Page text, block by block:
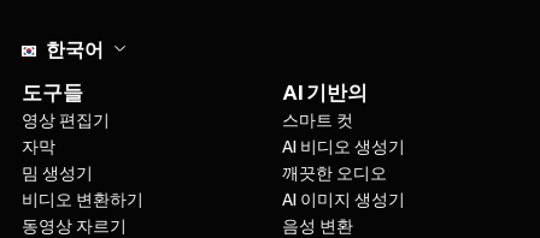
한국어
도구들
영상 편집기
자막
밈 생성기
비디오 변환하기
동영상 자르기
AI 기반의
스마트 컷
AI 비디오 생성기
깨끗한 오디오
AI 이미지 생성기
음성 변환